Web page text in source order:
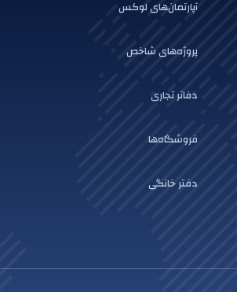
آپارتمان‌های لوکس
پروژه‌های شاخص
دفاتر تجاری
فروشگاه‌ها
دفتر خانگی